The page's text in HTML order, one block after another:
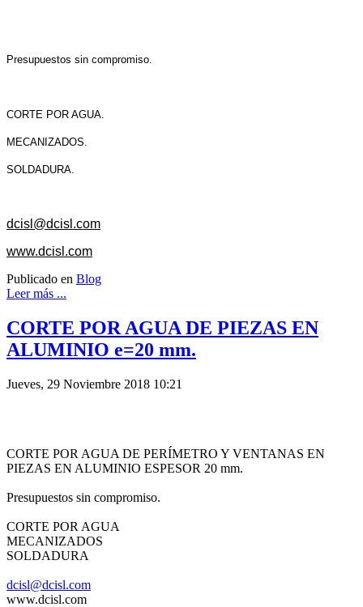
Presupuestos sin compromiso.
CORTE POR AGUA.
MECANIZADOS.
SOLDADURA.
dcisl@dcisl.com
www.dcisl.com
Publicado en Blog
Leer más ...
CORTE POR AGUA DE PIEZAS EN
ALUMINIO e=20 mm.
Jueves, 29 Noviembre 2018 10:21
CORTE POR AGUA DE PERÍMETRO Y VENTANAS EN
PIEZAS EN ALUMINIO ESPESOR 20 mm.
Presupuestos sin compromiso.
CORTE POR AGUA
MECANIZADOS
SOLDADURA
dcisl@dcisl.com
www.dcisl.com